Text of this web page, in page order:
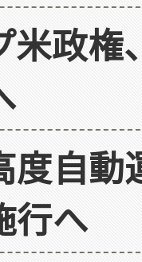
米政
度自
行へ